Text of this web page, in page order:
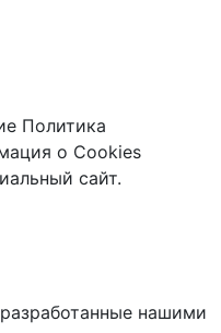
Политика
о Cookies
сайт.
нашими